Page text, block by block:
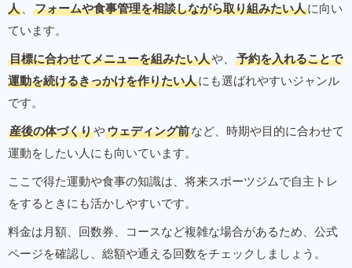
人 、 フォームや食事管理を相談しながら取り組みたい人に向い
ています。
目標に合わせてメニューを組みたい人や、
予約を入れることで
運動を続けるきっかけを作りたい人にも選ばれやすいジャンル
です。
産後の体づくりやウェディング前など、時期や目的に合わせて
運動をしたい人にも向いています。
ここで得た運動や食事の知識は、将来スポーツジムで自主トレ
をするときにも活かしやすいです。
料金は月額、回数券、コースなど複雑な場合があるため、公式
ページを確認し、総額や通える回数をチェックしましょう。